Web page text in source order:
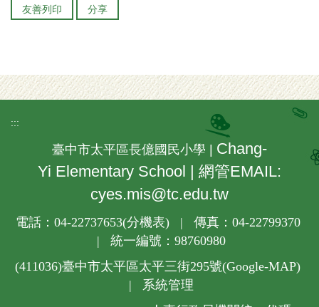
友善列印 分享
:::
臺中市太平區長億國民小學 | Chang-
Yi Elementary School | 網管EMAIL:
cyes.mis@tc.edu.tw
電話：04-22737653(分機表) | 傳真：04-22799370
| 統一編號：98760980
(411036)臺中市太平區太平三街295號(Google-MAP)
| 系統管理